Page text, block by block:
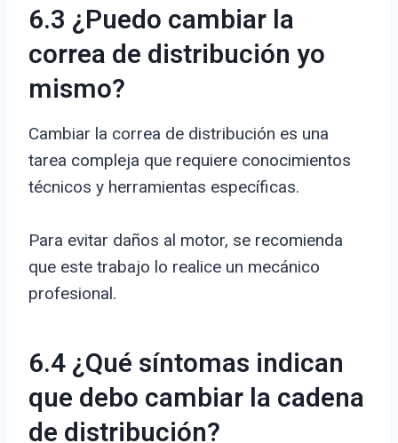
6.3 ¿Puedo cambiar la
correa de distribución yo
mismo?
Cambiar la correa de distribución es una
tarea compleja que requiere conocimientos
técnicos y herramientas específicas.
Para evitar daños al motor, se recomienda
que este trabajo lo realice un mecánico
profesional.
6.4 ¿Qué síntomas indican
que debo cambiar la cadena
de distribución?